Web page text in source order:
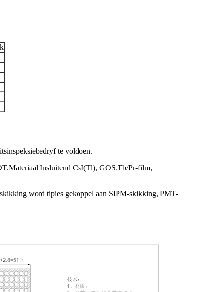
te voldoen.
Insluitend CsI(Tl), GOS:Tb/Pr-film,
word tipies gekoppel aan SIPM-skikking, PMT-